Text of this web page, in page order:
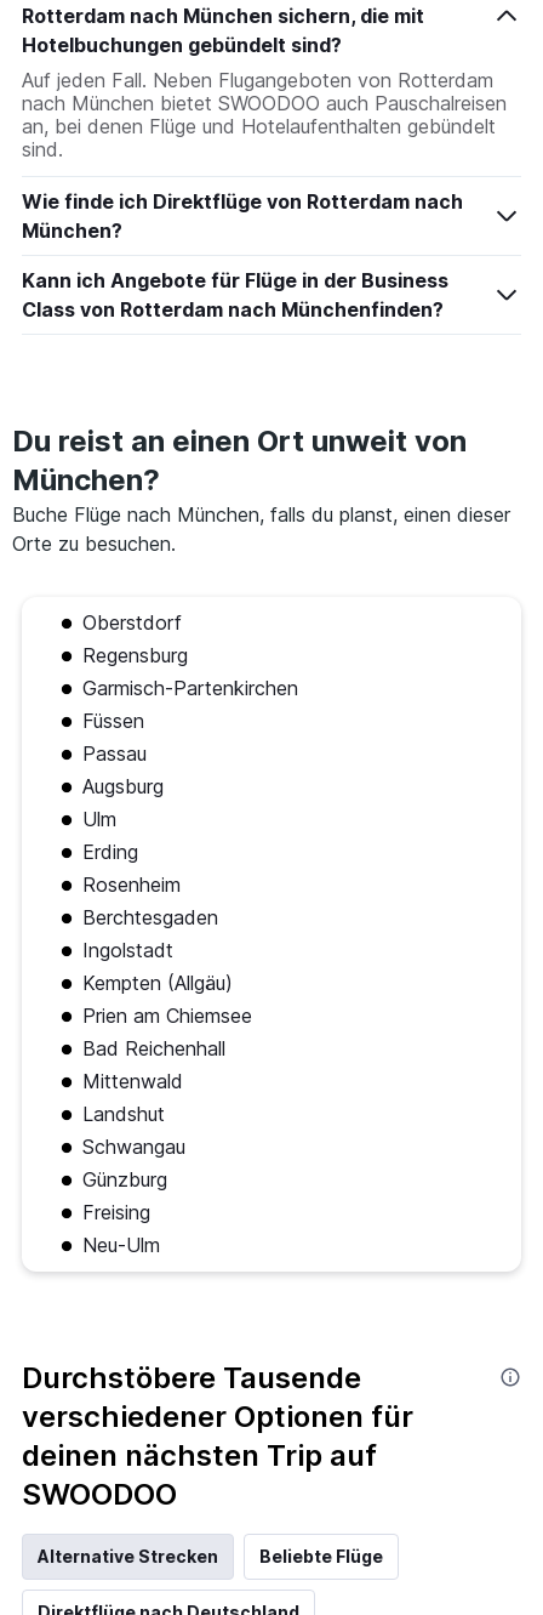
Rotterdam nach München sichern, die mit
Hotelbuchungen gebündelt sind?
Auf jeden Fall. Neben Flugangeboten von Rotterdam
nach München bietet SWOODOO auch Pauschalreisen
an, bei denen Flüge und Hotelaufenthalten gebündelt
sind.
Wie finde ich Direktflüge von Rotterdam nach
München?
Kann ich Angebote für Flüge in der Business
Class von Rotterdam nach Münchenfinden?
Du reist an einen Ort unweit von
München?
Buche Flüge nach München, falls du planst, einen dieser
Orte zu besuchen.
Oberstdorf
Regensburg
Garmisch-Partenkirchen
Füssen
Passau
Augsburg
Ulm
Erding
Rosenheim
Berchtesgaden
Ingolstadt
Kempten (Allgäu)
Prien am Chiemsee
Bad Reichenhall
Mittenwald
Landshut
Schwangau
Günzburg
Freising
Neu-Ulm
Durchstöbere Tausende
verschiedener Optionen für
deinen nächsten Trip auf
SWOODOO
Alternative Strecken Beliebte Flüge